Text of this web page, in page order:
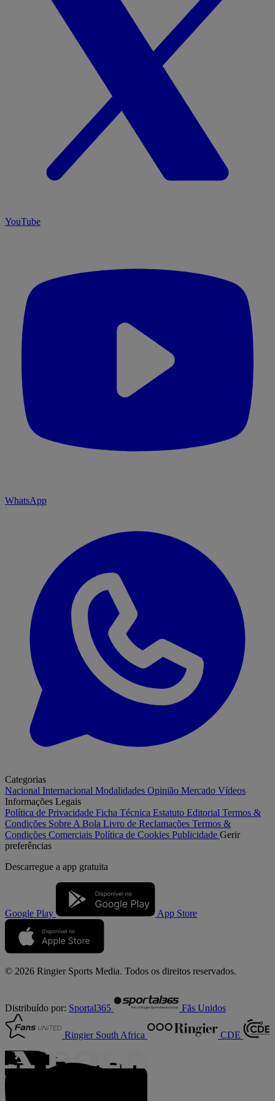
YouTube
WhatsApp
Categorias
Nacional Internacional Modalidades Opinião Mercado Vídeos
Informações Legais
Política de Privacidade Ficha Técnica Estatuto Editorial Termos &
Condições Sobre A Bola Livro de Reclamações Termos &
Condições Comerciais Política de Cookies Publicidade Gerir
preferências
Descarregue a app gratuita
Google Play App Store
© 2026 Ringier Sports Media. Todos os direitos reservados.
Distribuído por: Sportal365 Fãs Unidos
Ringier South Africa CDE